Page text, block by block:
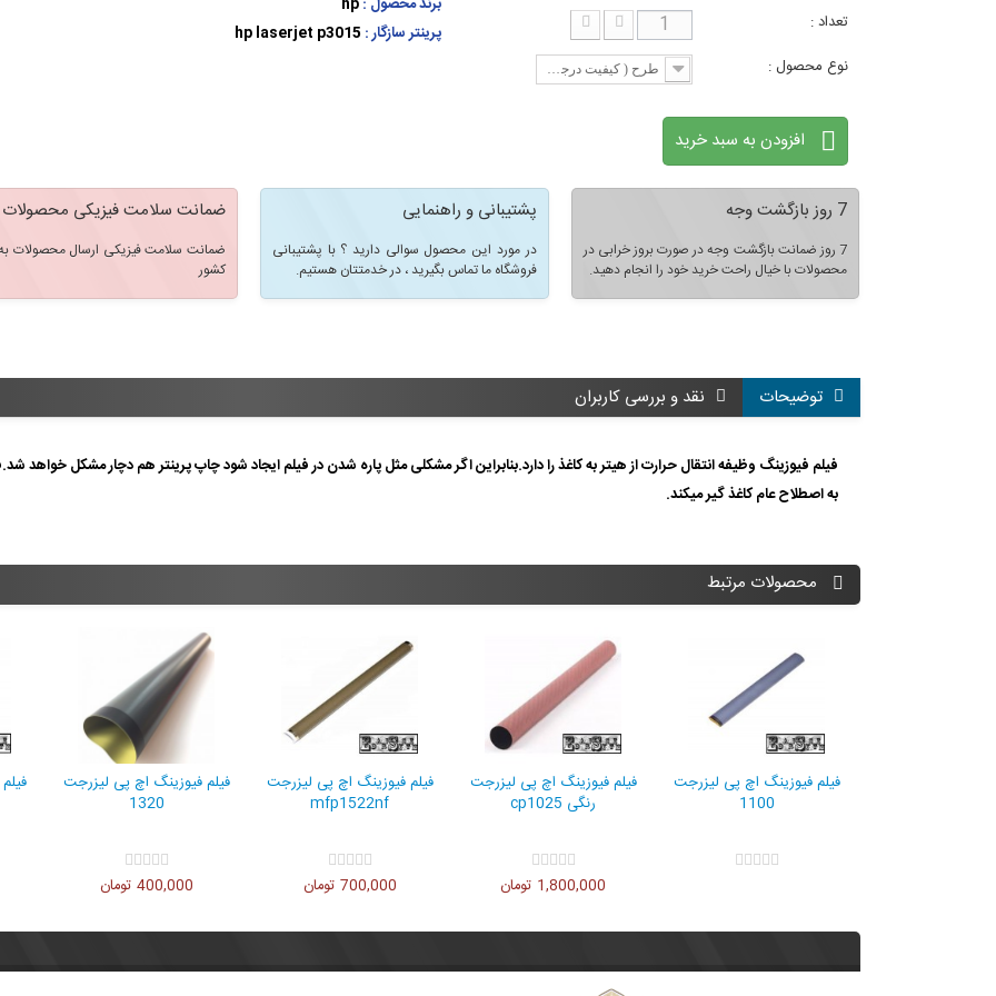
تعداد :
نوع محصول :
طرح ( کیفیت درجه 1 )
افزودن به سبد خرید
پرینتر سازگار : hp laserjet p3015
7 روز بازگشت وجه
7 روز ضمانت بازگشت وجه در صورت بروز خرابی در
محصولات با خیال راحت خرید خود را انجام دهید.
پشتیبانی و راهنمایی
در مورد این محصول سوالی دارید ؟ با پشتیبانی
فروشگاه ما تماس بگیرید ، در خدمتتان هستیم.
ضمانت سلامت فیزیکی محصولات
ضمانت سلامت فیزیکی ارسال محصولات
کشور
توضیحات نقد و بررسی کاربران
فیلم فیوزینگ وظیفه انتقال حرارت از هیتر به کاغذ را دارد.بنابراین اگر مشکلی مثل پاره شدن در فیلم ایجاد شود چاپ پرینتر هم دچار مشکل خواهد
به اصطلاح عام کاغذ گیر میکند.
محصولات مرتبط
فیلم فیوزینگ اچ پی
فیلم فیوزینگ اچ پی لیزرجت
فیلم فیوزینگ اچ پی لیزرجت
1,800,000 تومان
فیلم فیوزینگ اچ پی لیزرجت